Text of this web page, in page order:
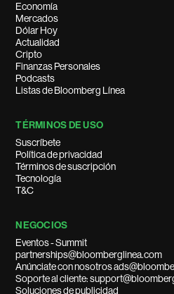
Economía
Mercados
Dólar Hoy
Actualidad
Cripto
Finanzas Personales
Podcasts
Listas de Bloomberg Línea
TÉRMINOS DE USO
Suscríbete
Política de privacidad
Términos de suscripción
Tecnología
T&C
NEGOCIOS
Eventos - Summit
partnerships@bloomberglinea.com
Anúnciate con nosotros
Soporte al cliente:
Soluciones de publicidad